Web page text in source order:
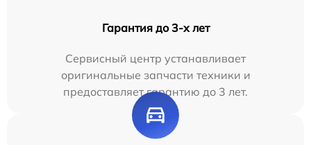
Гарантия до 3-х лет
Сервисный центр устанавливает
оригинальные запчасти техники и
предоставляет гарантию до 3 лет.